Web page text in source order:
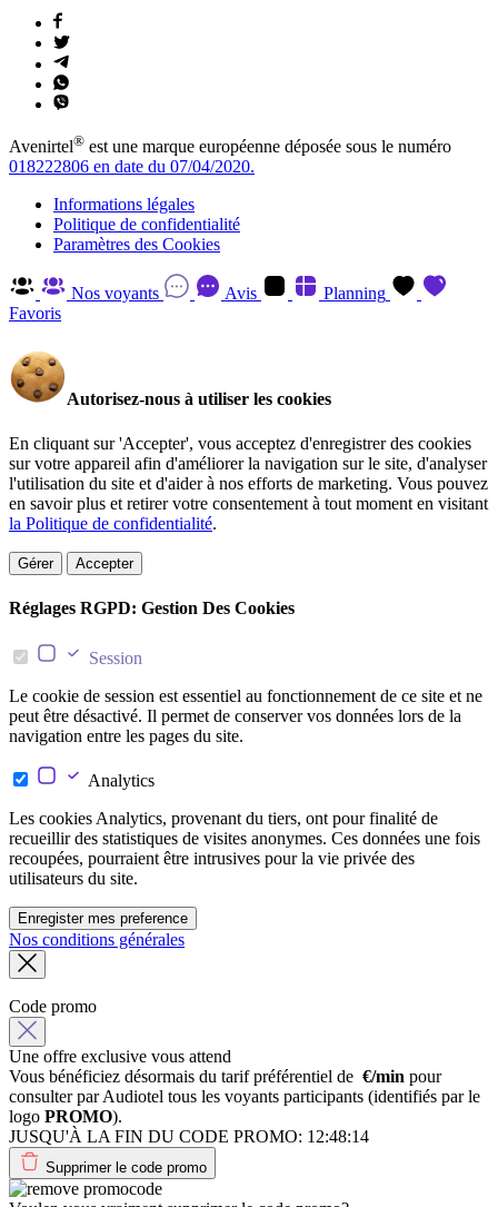
Avenirtel® est une marque européenne déposée sous le numéro
018222806 en date du 07/04/2020.
Informations légales
Politique de confidentialité
Paramètres des Cookies
Nos voyants Avis
Planning
Favoris
Autorisez-nous à utiliser les cookies
En cliquant sur 'Accepter', vous acceptez d'enregistrer des cookies
sur votre appareil afin d'améliorer la navigation sur le site, d'analyser
l'utilisation du site et d'aider à nos efforts de marketing. Vous pouvez
en savoir plus et retirer votre consentement à tout moment en visitant
la Politique de confidentialité.
Gérer Accepter
Réglages RGPD: Gestion Des Cookies
Session
Le cookie de session est essentiel au fonctionnement de ce site et ne
peut être désactivé. Il permet de conserver vos données lors de la
navigation entre les pages du site.
Analytics
Les cookies Analytics, provenant du tiers, ont pour finalité de
recueillir des statistiques de visites anonymes. Ces données une fois
recoupées, pourraient être intrusives pour la vie privée des
utilisateurs du site.
Enregister mes preference
Nos conditions générales
Code promo
Une offre exclusive vous attend
Vous bénéficiez désormais du tarif préférentiel de €/min pour
consulter par Audiotel tous les voyants participants (identifiés par le
logo PROMO).
JUSQU'À LA FIN DU CODE PROMO: 12:48:14
Supprimer le code promo